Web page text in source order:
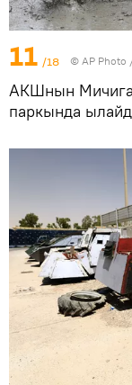
11 /18 © AP Photo
АКШнын
паркында